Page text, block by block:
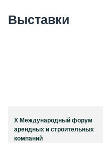
Выставки
X Международный форум
арендных и строительных
компаний